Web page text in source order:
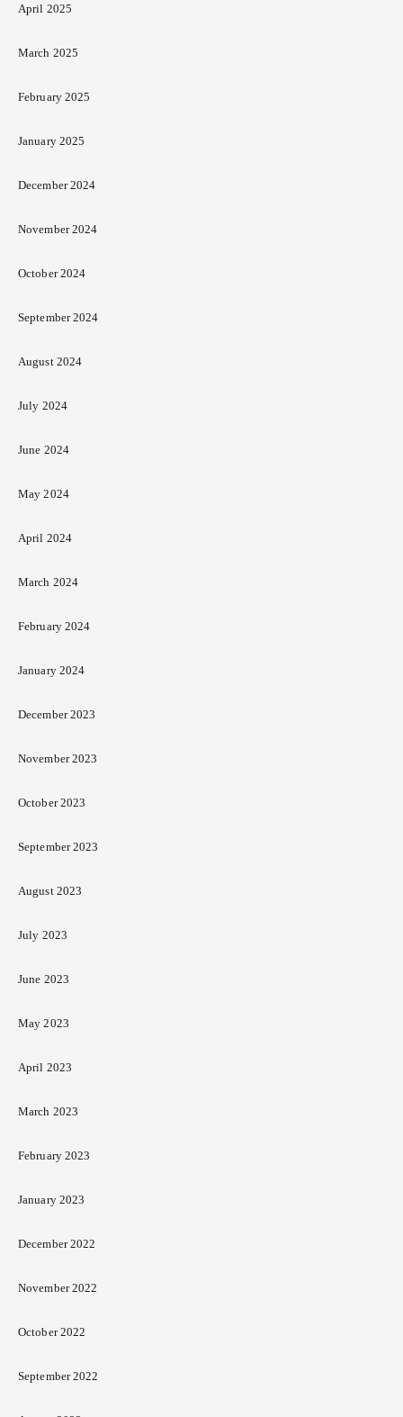
April 2025
March 2025
February 2025
January 2025
December 2024
November 2024
October 2024
September 2024
August 2024
July 2024
June 2024
May 2024
April 2024
March 2024
February 2024
January 2024
December 2023
November 2023
October 2023
September 2023
August 2023
July 2023
June 2023
May 2023
April 2023
March 2023
February 2023
January 2023
December 2022
November 2022
October 2022
September 2022